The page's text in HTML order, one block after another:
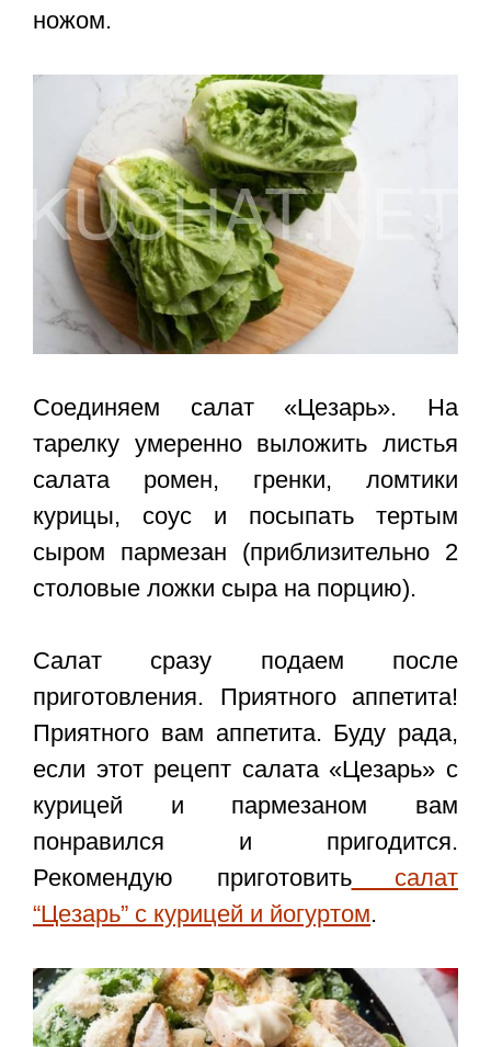
ножом.
Соединяем салат «Цезарь». На
тарелку умеренно выложить листья
салата ромен, гренки, ломтики
курицы, соус и посыпать тертым
сыром пармезан (приблизительно 2
столовые ложки сыра на порцию).
Салат сразу подаем после
приготовления. Приятного аппетита!
Приятного вам аппетита. Буду рада,
если этот рецепт салата «Цезарь» с
курицей и пармезаном вам
понравился и пригодится.
Рекомендую приготовитьсалат
“Цезарь” с курицей и йогуртом.